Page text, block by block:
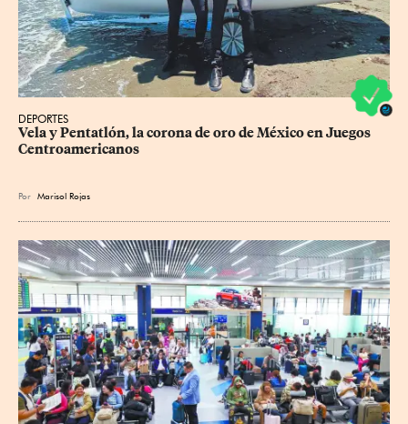
DEPORTES
Vela y Pentatlón, la corona de oro de México en Juegos
Centroamericanos
Por Marisol Rojas